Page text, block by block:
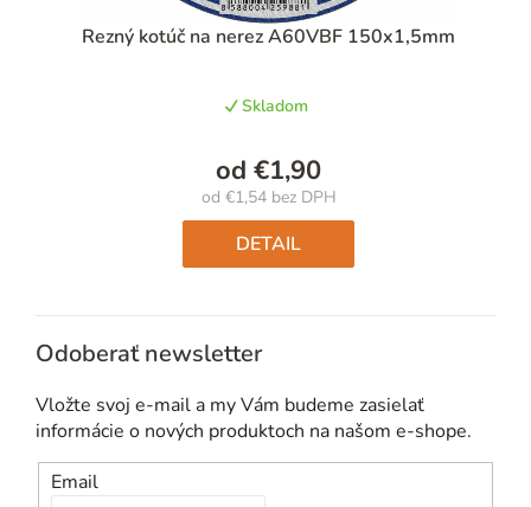
Rezný kotúč na nerez A60VBF 150x1,5mm
Skladom
od €1,90
od €1,54bez DPH
Jednotková
cena:
DETAIL
Odoberať newsletter
Vložte svoj e-mail a my Vám budeme zasielať
informácie o nových produktoch na našom e-shope.
Email